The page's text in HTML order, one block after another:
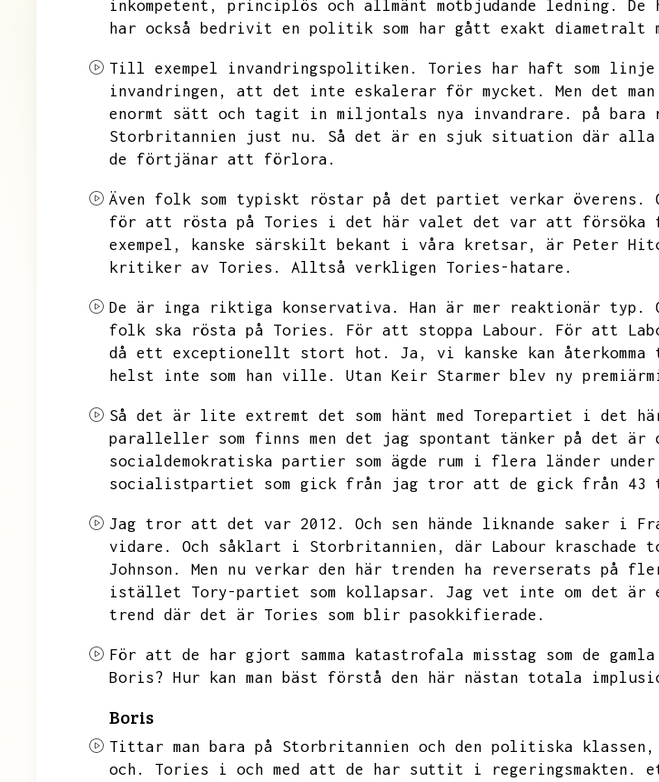
inkompetent,
principlös och allmänt motbjudande ledning. De
har också bedrivit en politik som har gått exakt diametralt
Till exempel invandringspolitiken.
Tories har haft som linje
invandringen,
att det inte eskalerar för mycket.
Men det
enormt sätt och tagit in miljontals nya invandrare.
på bara
Storbritannien just nu.
Så det är en sjuk situation där alla
de förtjänar att förlora.
Även folk som typiskt röstar på det partiet verkar överens.
för att rösta på Tories i det här valet det var att försöka
exempel,
kanske särskilt bekant i våra kretsar, är Peter
kritiker av Tories.
Alltså verkligen Tories-hatare.
De är inga riktiga konservativa. Han är mer reaktionär typ.
folk ska rösta på Tories.
För att stoppa Labour.
För att
då ett exceptionellt stort hot.
Ja, vi kanske kan
helst inte som han ville.
Utan Keir Starmer blev ny
Så det är lite extremt det som hänt med Torepartiet i det
paralleller som finns men det jag spontant tänker på det är
socialdemokratiska partier som ägde rum i flera länder
socialistpartiet som gick från jag tror att de gick från
Jag tror att det var 2012. Och sen hände liknande saker i
vidare.
Och såklart i Storbritannien, där Labour kraschade
Johnson.
Men nu verkar den här trenden ha reverserats på
istället Tory-partiet som kollapsar.
Jag vet inte om det är
trend där det är Tories som blir pasokkifierade.
För att de har gjort samma katastrofala misstag som de
Boris? Hur kan man bäst förstå den här nästan totala
Boris
Tittar man bara på Storbritannien och den politiska klassen,
och.
Tories i och med att de har suttit i regeringsmakten.